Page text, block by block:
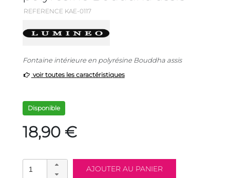
REFERENCE KAE-0117
Fontaine intérieure en polyrésine Bouddha assis
voir toutes les caractéristiques
Disponible
18,90 €